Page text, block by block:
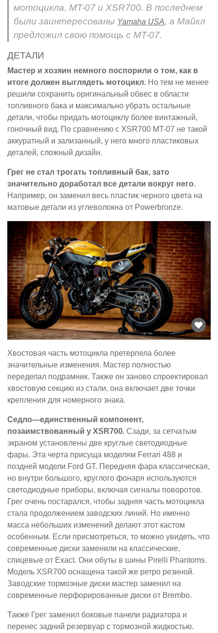
мотоцикла, MT-07 и XSR700. В последнем
были заинтересованы Yamaha USA, а Майкл
предложил свою помощь с MT-07.
ДЕТАЛИ
Мастер и хозяин немного поспорили о том, как в
итоге должен выглядеть мотоцикл. Но тем не менее
решили сохранить оригинальный обвес в области
топливного бака и максимально убрать остальные
детали, чтобы придать мотоциклу более винтажный,
гоночный вид. По сравнению с XSR700 MT-07 не такой
аккуратный и зализанный, у него много пластиковых
деталей, сложный дизайн.
Грег не стал трогать топливный бак, зато
значительно доработал все детали вокруг него.
Например, он заменил весь пластик черного цвета на
матовые детали из углеволокна от Powerbronze.
Хвостовая часть мотоцикла претерпела более
значительные изменения. Мастер полностью
переделал подрамник. Также он заново спроектировал
хвостовую секцию из стали, она включает две точки
крепления для номерного знака.
Седло—единственный компонент,
позаимствованный у XSR700. Сзади, за сетчатым
экраном установлены две круглые светодиодные
фары. Эта черта присуща моделям Ferrari 488 и
поздней модели Ford GT. Передняя фара классическая,
но внутри большого, круглого фонаря используются
светодиодные приборы, включая сигналы поворотов.
Грег очень постарался, чтобы задняя часть мотоцикла
стала продолжением заводских линий. Но именно
масса небольших изменений делают этот кастом
особенным. Если присмотреться, то можно увидеть, что
современные диски заменили на классические,
спицевые от Exact. Они обуты в шины Pirelli Phantoms.
Модель XSR700 оснащена такой же ретро резиной.
Заводские тормозные диски мастер заменил на
современные перфорированные диски от Brembo.
Также Грег заменил боковые панели радиатора и
перенес задний резервуар с тормозной жидкостью.